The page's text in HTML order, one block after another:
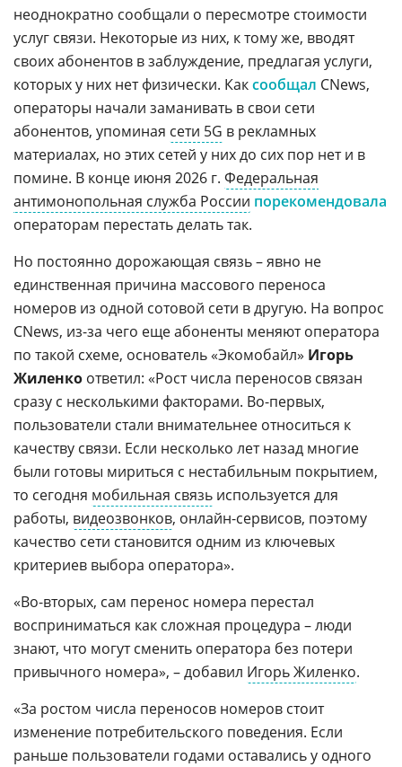
неоднократно сообщали о пересмотре стоимости
услуг связи. Некоторые из них, к тому же, вводят
своих абонентов в заблуждение, предлагая услуги,
которых у них нет физически. Каксообщал CNews,
операторы начали заманивать в свои сети
абонентов, упоминая сети 5G в рекламных
материалах, но этих сетей у них до сих пор нет и в
помине. В конце июня 2026 г. Федеральная
антимонопольная служба России порекомендовала
операторам перестать делать так.
Но постоянно дорожающая связь – явно не
единственная причина массового переноса
номеров из одной сотовой сети в другую. На вопрос
CNews, из-за чего еще абоненты меняют оператора
по такой схеме, основатель «Экомобайл» Игорь
Жиленко ответил: «Рост числа переносов связан
сразу с несколькими факторами. Во-первых,
пользователи стали внимательнее относиться к
качеству связи. Если несколько лет назад многие
были готовы мириться с нестабильным покрытием,
то сегодня мобильная связь используется для
работы, видеозвонков, онлайн-сервисов, поэтому
качество сети становится одним из ключевых
критериев выбора оператора».
«Во-вторых, сам перенос номера перестал
восприниматься как сложная процедура – люди
знают, что могут сменить оператора без потери
привычного номера», – добавил Игорь Жиленко.
«За ростом числа переносов номеров стоит
изменение потребительского поведения. Если
раньше пользователи годами оставались у одного